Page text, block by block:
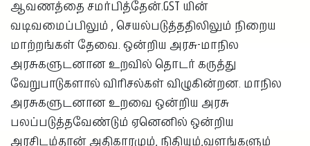
ஆவணத்தை சமர்பித்தேன்.GST யின்
வடிவமைப்பிலும் , செயல்படுத்ததிலிலும் நிறைய
மாற்றங்கள் தேவை. ஒன்றிய அரசு-மாநில
அரசுகளுடனான உறவில் தொடர் கருத்து
வேறுபாடுகளால் விரிசல்கள் விழுகின்றன. மாநில
அரசுகளுடனான உறவை ஒன்றிய அரசு
பலப்படுத்தவேண்டும் ஏனெனில் ஒன்றிய
அரசிடம்தான் அதிகாரமும், நிதியும்,வளங்களும்